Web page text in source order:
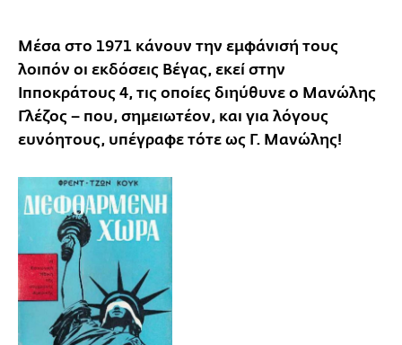
Μέσα στο 1971 κάνουν την εμφάνισή τους
λοιπόν οι εκδόσεις Βέγας, εκεί στην
Ιπποκράτους 4, τις οποίες διηύθυνε ο Μανώλης
Γλέζος – που, σημειωτέον, και για λόγους
ευνόητους, υπέγραφε τότε ως Γ. Μανώλης!